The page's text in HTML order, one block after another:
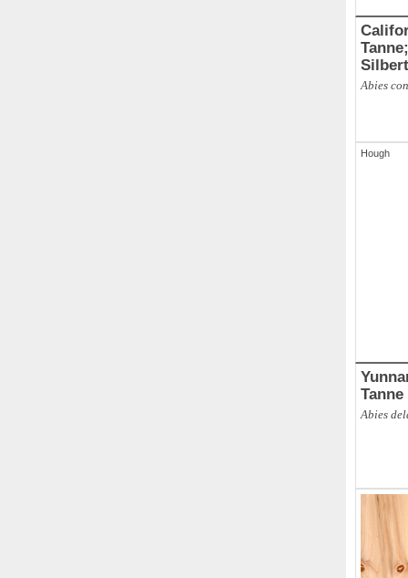
Tanne; Kolorado-
Abies
Hough
Yunnan-
Tanne
Abies